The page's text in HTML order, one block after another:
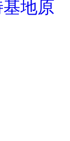
地原